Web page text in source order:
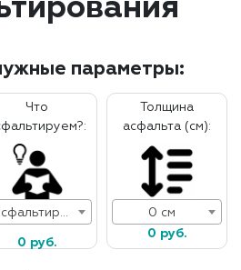
параметры:
Что
0 руб.
Толщина
асфальта (см):
0 см
0 руб.